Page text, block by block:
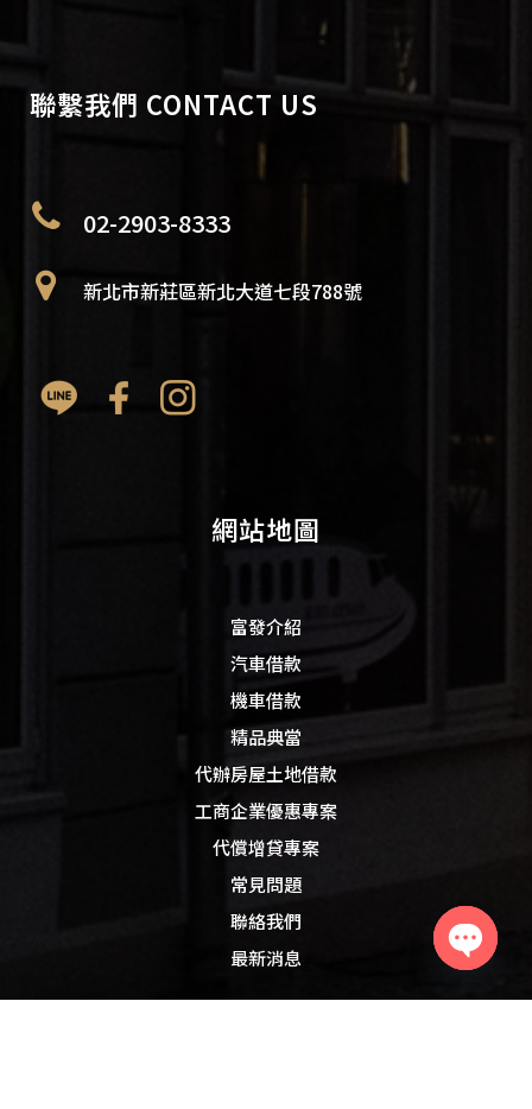
聯繫我們 CONTACT US
02-2903-8333
新北市新莊區新北大道七段788號
網站地圖
富發介紹
汽車借款
機車借款
精品典當
代辦房屋土地借款
工商企業優惠專案
代償增貸專案
常見問題
聯絡我們
最新消息
chaty